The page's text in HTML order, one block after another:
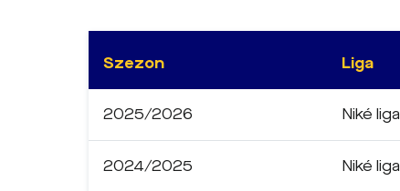
Szezon Liga
2025/2026 Niké liga
2024/2025 Niké liga